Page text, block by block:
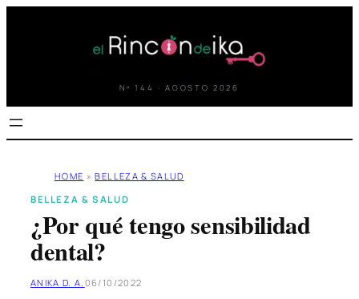
Nº 144 · AGOSTO 2026
HOME » BELLEZA & SALUD
BELLEZA & SALUD
¿Por qué tengo sensibilidad
dental?
ANIKA D. A. 06/10/2022